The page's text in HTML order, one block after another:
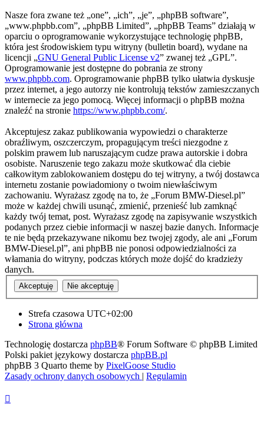
Nasze fora zwane też „one”, „ich”, „je”, „phpBB software”,
„www.phpbb.com”, „phpBB Limited”, „phpBB Teams” działają w
oparciu o oprogramowanie wykorzystujące technologię phpBB,
która jest środowiskiem typu witryny (bulletin board), wydane na
licencji „GNU General Public License v2” zwanej też „GPL”.
Oprogramowanie jest dostępne do pobrania ze strony
www.phpbb.com. Oprogramowanie phpBB tylko ułatwia dyskusje
przez internet, a jego autorzy nie kontrolują tekstów zamieszczanych
w internecie za jego pomocą. Więcej informacji o phpBB można
znaleźć na stronie https://www.phpbb.com/.
Akceptujesz zakaz publikowania wypowiedzi o charakterze
obraźliwym, oszczerczym, propagującym treści niezgodne z
polskim prawem lub naruszającym cudze prawa autorskie i dobra
osobiste. Naruszenie tego zakazu może skutkować dla ciebie
całkowitym zablokowaniem dostępu do tej witryny, a twój dostawca
internetu zostanie powiadomiony o twoim niewłaściwym
zachowaniu. Wyrażasz zgodę na to, że „Forum BMW-Diesel.pl”
może w każdej chwili usunąć, zmienić, przenieść lub zamknąć
każdy twój temat, post. Wyrażasz zgodę na zapisywanie wszystkich
podanych przez ciebie informacji w naszej bazie danych. Informacje
te nie będą przekazywane nikomu bez twojej zgody, ale ani „Forum
BMW-Diesel.pl”, ani phpBB nie ponosi odpowiedzialności za
włamania do witryny, podczas których może dojść do kradzieży
danych.
Strefa czasowa UTC+02:00
Strona główna
Technologię dostarcza phpBB® Forum Software © phpBB Limited
Polski pakiet językowy dostarcza phpBB.pl
phpBB 3 Quarto theme by PixelGoose Studio
Zasady ochrony danych osobowych | Regulamin